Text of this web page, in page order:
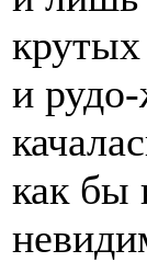
крутых
и
как бы